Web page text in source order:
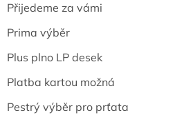
Přijedeme za vámi
Prima výběr
Plus plno LP desek
Platba kartou možná
Pestrý výběr pro prťata